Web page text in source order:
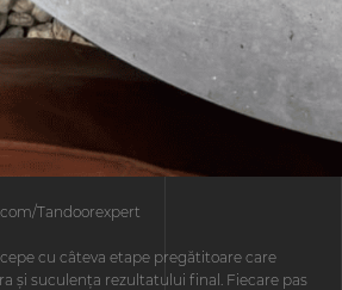
Tandoorexpert
cu câteva etape pregătitoare care
și suculența rezultatului final. Fiecare pas